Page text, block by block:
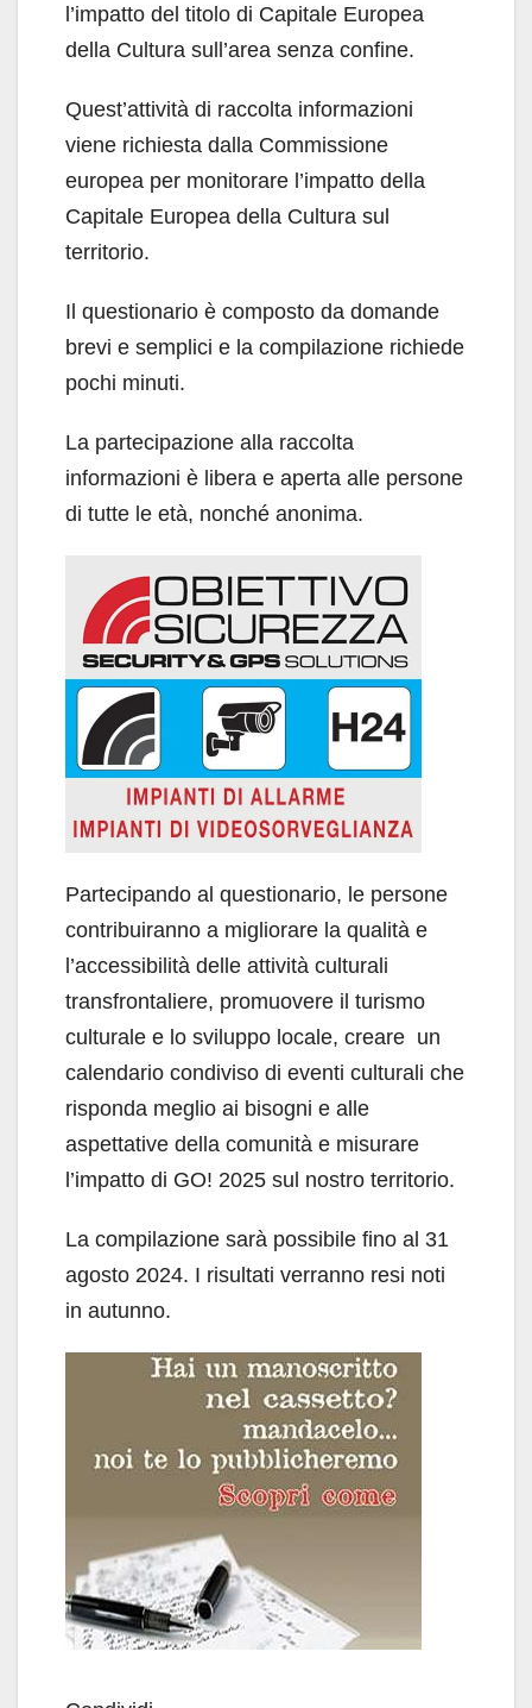
l’impatto del titolo di Capitale Europea
della Cultura sull’area senza confine.
Quest’attività di raccolta informazioni
viene richiesta dalla Commissione
europea per monitorare l’impatto della
Capitale Europea della Cultura sul
territorio.
Il questionario è composto da domande
brevi e semplici e la compilazione richiede
pochi minuti.
La partecipazione alla raccolta
informazioni è libera e aperta alle persone
di tutte le età, nonché anonima.
Partecipando al questionario, le persone
contribuiranno a migliorare la qualità e
l’accessibilità delle attività culturali
transfrontaliere, promuovere il turismo
culturale e lo sviluppo locale, creare un
calendario condiviso di eventi culturali che
risponda meglio ai bisogni e alle
aspettative della comunità e misurare
l’impatto di GO! 2025 sul nostro territorio.
La compilazione sarà possibile fino al 31
agosto 2024. I risultati verranno resi noti
in autunno.